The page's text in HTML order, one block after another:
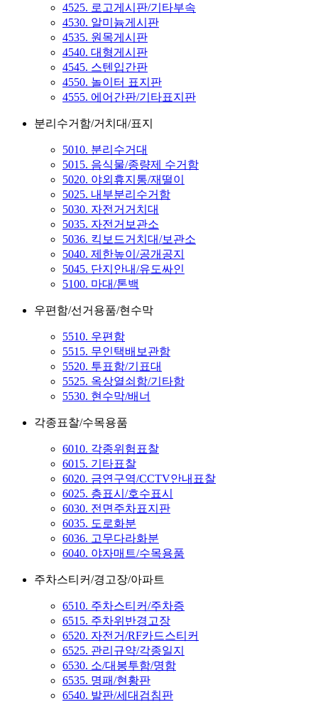
4525. 로고게시판/기타부속
4530. 알미늄게시판
4535. 원목게시판
4540. 대형게시판
4545. 스텐입간판
4550. 놀이터 표지판
4555. 에어간판/기타표지판
분리수거함/거치대/표지
5010. 분리수거대
5015. 음식물/종량제 수거함
5020. 야외휴지통/재떨이
5025. 내부분리수거함
5030. 자전거거치대
5035. 자전거보관소
5036. 킥보드거치대/보관소
5040. 제한높이/공개공지
5045. 단지안내/유도싸인
5100. 마대/톤백
우편함/선거용품/현수막
5510. 우편함
5515. 무인택배보관함
5520. 투표함/기표대
5525. 옥상열쇠함/기타함
5530. 현수막/배너
각종표찰/수목용품
6010. 각종위험표찰
6015. 기타표찰
6020. 금연구역/CCTV안내표찰
6025. 층표시/호수표시
6030. 전면주차표지판
6035. 도로화분
6036. 고무다라화분
6040. 야자매트/수목용품
주차스티커/경고장/아파트
6510. 주차스티커/주차증
6515. 주차위반경고장
6520. 자전거/RF카드스티커
6525. 관리규약/각종일지
6530. 소/대봉투함/명함
6535. 명패/현황판
6540. 발판/세대검침판